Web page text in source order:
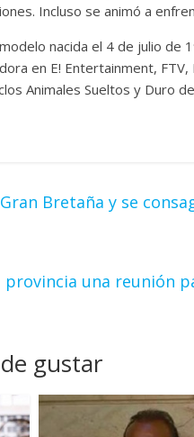
Incluso se animó a
nacida el 4 de julio
en E! Entertainment,
Animales Sueltos y Duro
Bretaña y se
provincia una reunión
gustar